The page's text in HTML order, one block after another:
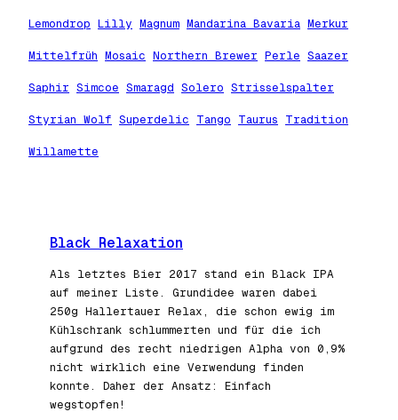
Lemondrop Lilly Magnum Mandarina Bavaria Merkur
Mittelfrüh Mosaic Northern Brewer Perle Saazer
Saphir Simcoe Smaragd Solero Strisselspalter
Styrian Wolf Superdelic Tango Taurus Tradition
Willamette
Black Relaxation
Als letztes Bier 2017 stand ein Black IPA
auf meiner Liste. Grundidee waren dabei
250g Hallertauer Relax, die schon ewig im
Kühlschrank schlummerten und für die ich
aufgrund des recht niedrigen Alpha von 0,9%
nicht wirklich eine Verwendung finden
konnte. Daher der Ansatz: Einfach
wegstopfen!